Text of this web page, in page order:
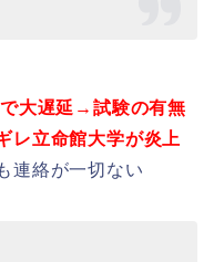
大遅延→試験の有無
レ立命館大学が炎上
連絡が一切ない